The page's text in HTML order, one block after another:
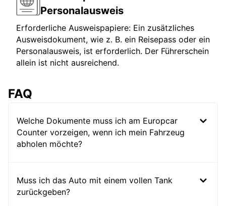
Personalausweis
Erforderliche Ausweispapiere: Ein zusätzliches
Ausweisdokument, wie z. B. ein Reisepass oder ein
Personalausweis, ist erforderlich. Der Führerschein
allein ist nicht ausreichend.
FAQ
Welche Dokumente muss ich am Europcar
Counter vorzeigen, wenn ich mein Fahrzeug
abholen möchte?
Muss ich das Auto mit einem vollen Tank
zurückgeben?